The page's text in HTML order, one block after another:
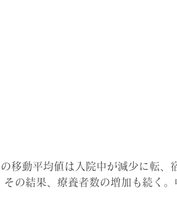
移動平均値は入院中が減少に転、
の結果、療養者数の増加も続く。